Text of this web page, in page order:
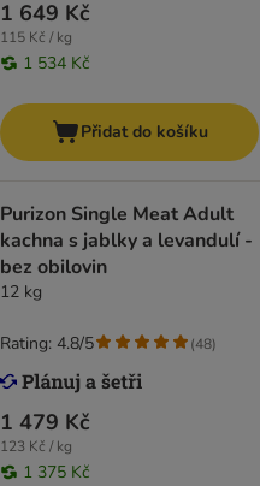
1 649 Kč
115 Kč / kg
1 534 Kč
Přidat do košíku
Purizon Single Meat Adult
kachna s jablky a levandulí -
bez obilovin
12 kg
1 479 Kč
123 Kč / kg
1 375 Kč
Rating: 4.8/5 (48)